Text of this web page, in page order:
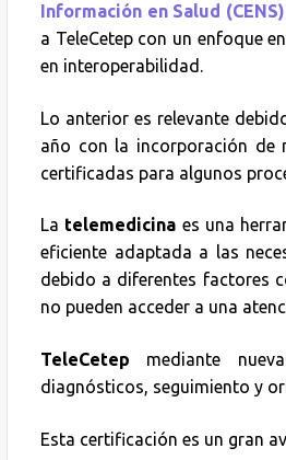
Información en Salud (CENS)
a TeleCetep con un enfoque
en interoperabilidad.
Lo anterior es relevante
año con la incorporación de
certificadas para algunos
La telemedicina es una
eficiente adaptada a las
debido a diferentes factores
no pueden acceder a una
TeleCetep mediante
diagnósticos, seguimiento y
Esta certificación es un gran